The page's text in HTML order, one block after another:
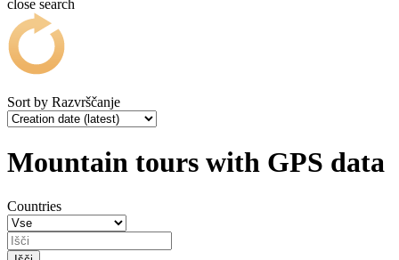
close search
Sort by Razvrščanje
Mountain tours with GPS data
Countries